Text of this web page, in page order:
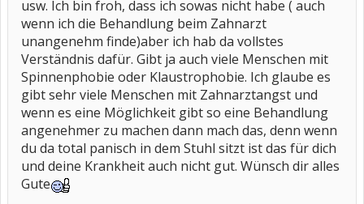
usw. Ich bin froh, dass ich sowas nicht habe ( auch
wenn ich die Behandlung beim Zahnarzt
unangenehm finde)aber ich hab da vollstes
Verständnis dafür. Gibt ja auch viele Menschen mit
Spinnenphobie oder Klaustrophobie. Ich glaube es
gibt sehr viele Menschen mit Zahnarztangst und
wenn es eine Möglichkeit gibt so eine Behandlung
angenehmer zu machen dann mach das, denn wenn
du da total panisch in dem Stuhl sitzt ist das für dich
und deine Krankheit auch nicht gut. Wünsch dir alles
Gute